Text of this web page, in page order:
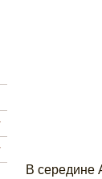
В середине